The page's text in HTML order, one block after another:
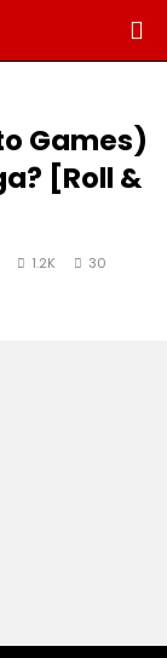
Games)
[Roll &
1.2K 30